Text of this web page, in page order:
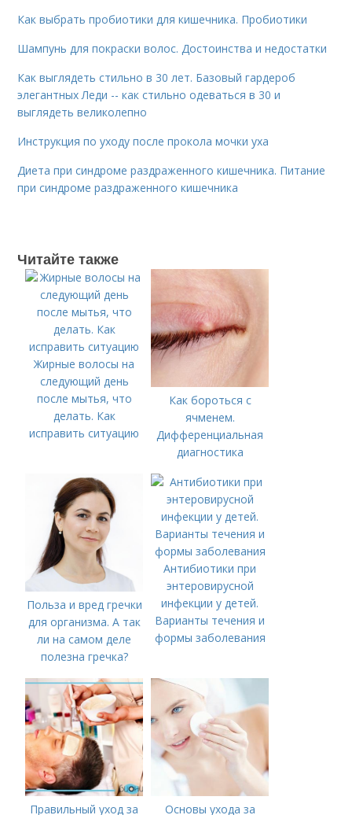
Как выбрать пробиотики для кишечника. Пробиотики
Шампунь для покраски волос. Достоинства и недостатки
Как выглядеть стильно в 30 лет. Базовый гардероб
элегантных Леди -- как стильно одеваться в 30 и
выглядеть великолепно
Инструкция по уходу после прокола мочки уха
Диета при синдроме раздраженного кишечника. Питание
при синдроме раздраженного кишечника
Читайте также
Жирные волосы на
следующий день
после мытья, что
делать. Как
исправить ситуацию
Как бороться с
ячменем.
Дифференциальная
диагностика
Польза и вред гречки
для организма. А так
ли на самом деле
полезна гречка?
Антибиотики при
энтеровирусной
инфекции у детей.
Варианты течения и
формы заболевания
Правильный уход за
Основы ухода за